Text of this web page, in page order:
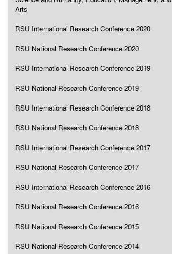
Arts
RSU International Research Conference 2020
RSU National Research Conference 2020
RSU International Research Conference 2019
RSU National Research Conference 2019
RSU International Research Conference 2018
RSU National Research Conference 2018
RSU International Research Conference 2017
RSU National Research Conference 2017
RSU International Research Conference 2016
RSU National Research Conference 2016
RSU National Research Conference 2015
RSU National Research Conference 2014